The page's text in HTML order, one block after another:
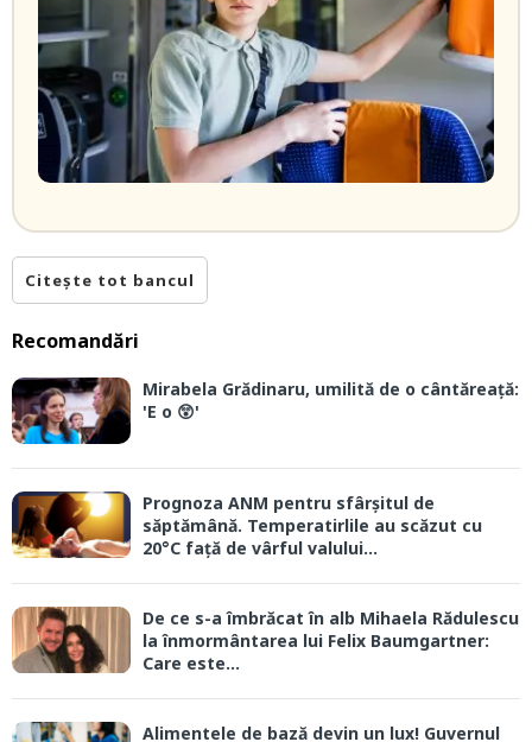
Citește tot bancul
Recomandări
Mirabela Grădinaru, umilită de o cântăreață:
'E o 😲'
Prognoza ANM pentru sfârșitul de
săptămână. Temperatirlile au scăzut cu
20°C față de vârful valului...
De ce s-a îmbrăcat în alb Mihaela Rădulescu
la înmormântarea lui Felix Baumgartner:
Care este...
Alimentele de bază devin un lux! Guvernul